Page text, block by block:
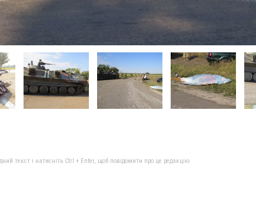
текст і натисніть Ctrl + Enter, щоб повідомити про це редакцію